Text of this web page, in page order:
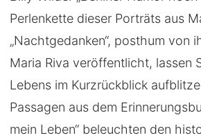
Perlenkette dieser Porträts aus
„Nachtgedanken“, posthum von
Maria Riva veröffentlicht, lassen
Lebens im Kurzrückblick
Passagen aus dem
mein Leben“ beleuchten den